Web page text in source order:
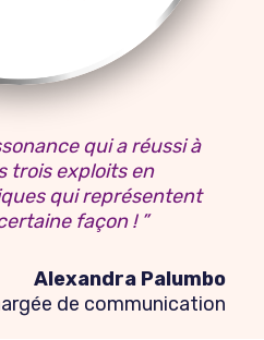
qui a réussi à
trois exploits en
qui représentent
façon ! ”
Alexandra Palumbo
de communication